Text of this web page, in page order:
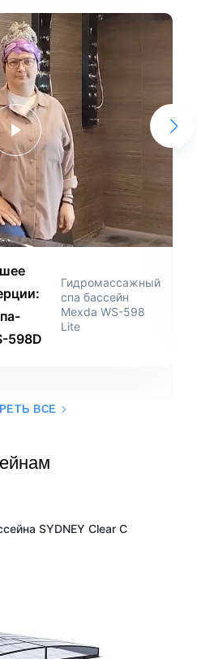
598D
Гидромассажный
спа бассейн
Mexda WS-598
Lite
ВСЕ
SYDNEY Clear C